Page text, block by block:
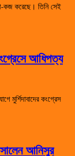
কজ করেছে। তিনি সেই
আধিপত্য
মুর্শিদাবাদের কংগ্রেস
আনিসুর